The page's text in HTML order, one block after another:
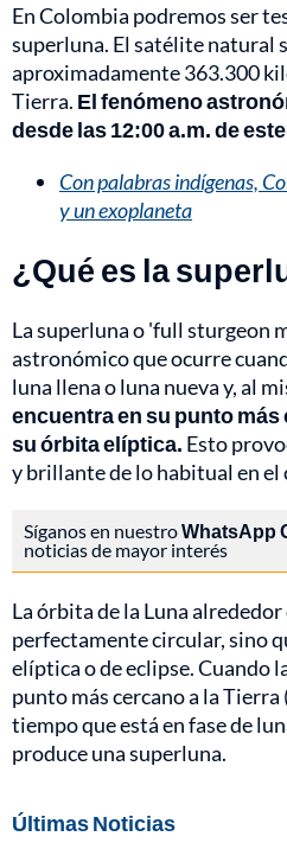
En Colombia podremos ser
superluna. El satélite natural
aproximadamente 363.300
Tierra. El fenómeno
desde las 12:00 a.m. de
Con palabras indígenas,
y un exoplaneta
¿Qué es la
La superluna o 'full sturgeon
astronómico que ocurre
luna llena o luna nueva y, al
encuentra en su punto más
su órbita elíptica. Esto
y brillante de lo habitual en
Síganos en nuestroWhatsApp
noticias de mayor interés
La órbita de la Luna alrededor
perfectamente circular, sino
elíptica o de eclipse. Cuando
punto más cercano a la
tiempo que está en fase de
produce una superluna.
Últimas Noticias